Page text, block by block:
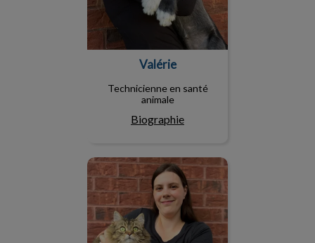
Valérie
Technicienne en santé
animale
Biographie
Anne-Sophie